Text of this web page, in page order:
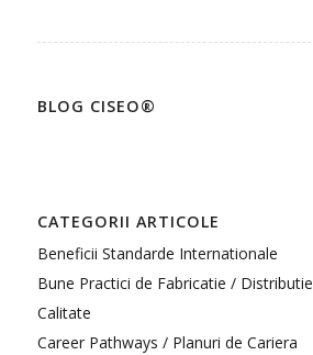
BLOG CISEO®
CATEGORII ARTICOLE
Beneficii Standarde Internationale
Bune Practici de Fabricatie / Distributie
Calitate
Career Pathways / Planuri de Cariera